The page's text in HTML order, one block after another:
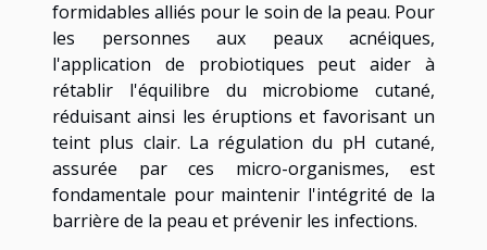
formidables alliés pour le soin de la peau. Pour
les personnes aux peaux acnéiques,
l'application de probiotiques peut aider à
rétablir l'équilibre du microbiome cutané,
réduisant ainsi les éruptions et favorisant un
teint plus clair. La régulation du pH cutané,
assurée par ces micro-organismes, est
fondamentale pour maintenir l'intégrité de la
barrière de la peau et prévenir les infections.